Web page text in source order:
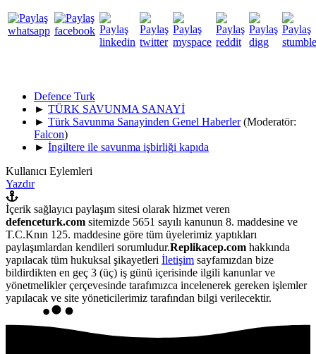
Defence Turk
► TÜRK SAVUNMA SANAYİ
► Türk Savunma Sanayinden Genel Haberler (Moderatör:
Falcon)
► İngiltere ile savunma işbirliği kapıda
Kullanıcı Eylemleri
Yazdır
İçerik sağlayıcı paylaşım sitesi olarak hizmet veren
defenceturk.com sitemizde 5651 sayılı kanunun 8. maddesine ve
T.C.Knın 125. maddesine göre tüm üyelerimiz yaptıkları
paylaşımlardan kendileri sorumludur.Replikacep.com hakkında
yapılacak tüm hukuksal şikayetleri İletişim sayfamızdan bize
bildirdikten en geç 3 (üç) iş günü içerisinde ilgili kanunlar ve
yönetmelikler çerçevesinde tarafımızca incelenerek gereken işlemler
yapılacak ve site yöneticilerimiz tarafından bilgi verilecektir.